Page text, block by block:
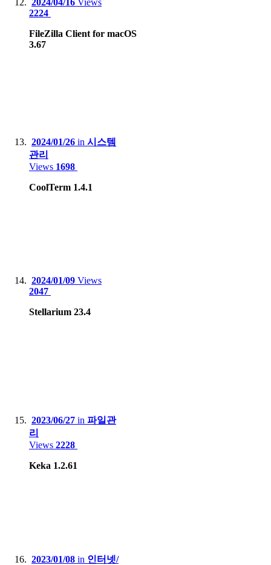
2024/04/16 Views
2224
FileZilla Client for macOS
3.67
2024/01/26 in 시스템
관리
Views 1698
CoolTerm 1.4.1
2024/01/09 Views
2047
Stellarium 23.4
2023/06/27 in 파일관
리
Views 2228
Keka 1.2.61
2023/01/08 in 인터넷/